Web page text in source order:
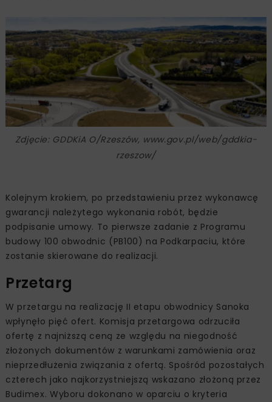
Zdjęcie: GDDKiA O/Rzeszów, www.gov.pl/web/gddkia-
rzeszow/
Kolejnym krokiem, po przedstawieniu przez wykonawcę
gwarancji należytego wykonania robót, będzie
podpisanie umowy. To pierwsze zadanie z Programu
budowy 100 obwodnic (PB100) na Podkarpaciu, które
zostanie skierowane do realizacji.
Przetarg
W przetargu na realizację II etapu obwodnicy Sanoka
wpłynęło pięć ofert. Komisja przetargowa odrzuciła
ofertę z najniższą ceną ze względu na niegodność
złożonych dokumentów z warunkami zamówienia oraz
nieprzedłużenia związania z ofertą. Spośród pozostałych
czterech jako najkorzystniejszą wskazano złożoną przez
Budimex. Wyboru dokonano w oparciu o kryteria